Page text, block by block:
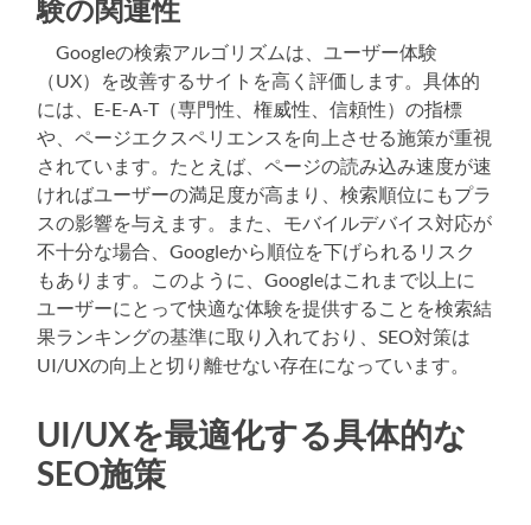
験の関連性
Googleの検索アルゴリズムは、ユーザー体験
（UX）を改善するサイトを高く評価します。具体的
には、E-E-A-T（専門性、権威性、信頼性）の指標
や、ページエクスペリエンスを向上させる施策が重視
されています。たとえば、ページの読み込み速度が速
ければユーザーの満足度が高まり、検索順位にもプラ
スの影響を与えます。また、モバイルデバイス対応が
不十分な場合、Googleから順位を下げられるリスク
もあります。このように、Googleはこれまで以上に
ユーザーにとって快適な体験を提供することを検索結
果ランキングの基準に取り入れており、SEO対策は
UI/UXの向上と切り離せない存在になっています。
UI/UXを最適化する具体的な
SEO施策